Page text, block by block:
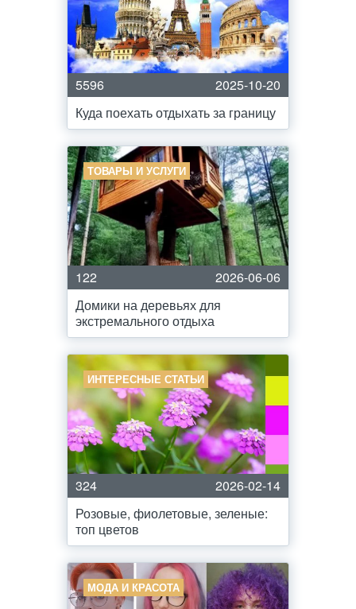
5596
2025-10-20
Куда поехать отдыхать за границу
ТОВАРЫ И УСЛУГИ
122
2026-06-06
Домики на деревьях для
экстремального отдыха
ИНТЕРЕСНЫЕ СТАТЬИ
324
2026-02-14
Розовые, фиолетовые, зеленые:
топ цветов
МОДА И КРАСОТА